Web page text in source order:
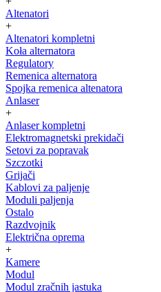
Altenatori
+
Altenatori kompletni
Koła alternatora
Regulatory
Remenica alternatora
Spojka remenica altenatora
Anlaser
+
Anlaser kompletni
Elektromagnetski prekidači
Setovi za popravak
Szczotki
Grijači
Kablovi za paljenje
Moduli paljenja
Ostalo
Razdvojnik
Električna oprema
+
Kamere
Modul
Modul zračnih jastuka